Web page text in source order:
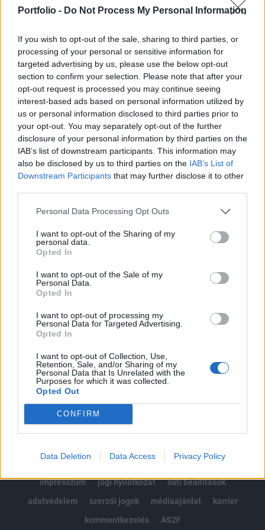
Portfolio - Do Not Process My Personal Information
If you wish to opt-out of the sale, sharing to third parties, or
processing of your personal or sensitive information for
targeted advertising by us, please use the below opt-out
section to confirm your selection. Please note that after your
opt-out request is processed you may continue seeing
interest-based ads based on personal information utilized by
us or personal information disclosed to third parties prior to
your opt-out. You may separately opt-out of the further
disclosure of your personal information by third parties on the
IAB’s list of downstream participants. This information may
also be disclosed by us to third parties on the IAB’s List of
Downstream Participants that may further disclose it to other
Personal Data Processing Opt Outs
I want to opt-out of the Sharing of my
personal data.
Opted In
I want to opt-out of the Sale of my
Personal Data.
Opted In
I want to opt-out of processing my
Personal Data for Targeted Advertising.
Opted In
I want to opt-out of Collection, Use,
Retention, Sale, and/or Sharing of my
Personal Data that Is Unrelated with the
Purposes for which it was collected.
Opted Out
CONFIRM
Data Deletion Data Access Privacy Policy
pedig a legfrissebb reálgazdasági adatokat
A második negyedévben jelentősen romlottak a fejlett
országok reálgazdasági mutatói. Ha csak a G7-eket
nézzük, és azt, hogy kibocsátási szintjük a válság
kirobbanása óta hogyan változott, akkor azt láthatjuk, hogy
Kanada jár az élen - írja az Economist. Kanadában a
népességszám - csakúgy mint az Egyesült Államokban -
gyorsan nő, nem úgy mint Japán vagy Németországban...
KEDVES OLVASÓNK!
tartozik, melynek olvasása előfizetéses
regisztrációhoz kötött.
Az előfizetés a következőket tartalmazza:
Kötéslisták: BÉT elmúlt 2 év napon belüli
kötéslistái
Előfizetés
MÁR ELŐFIZETŐNK VAGY?BEJELENTKEZÉS
impresszum
jogi nyilatkozat
süti beállítások
adatvédelem
szerzői jogok médiaajánlat
karrier
kommentkezelés
ÁSZF